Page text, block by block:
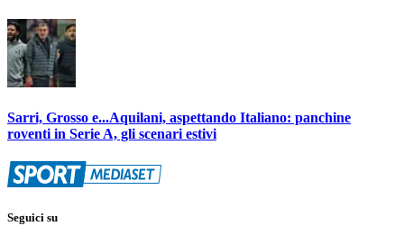
Sarri, Grosso e...Aquilani, aspettando Italiano: panchine
roventi in Serie A, gli scenari estivi
Seguici su